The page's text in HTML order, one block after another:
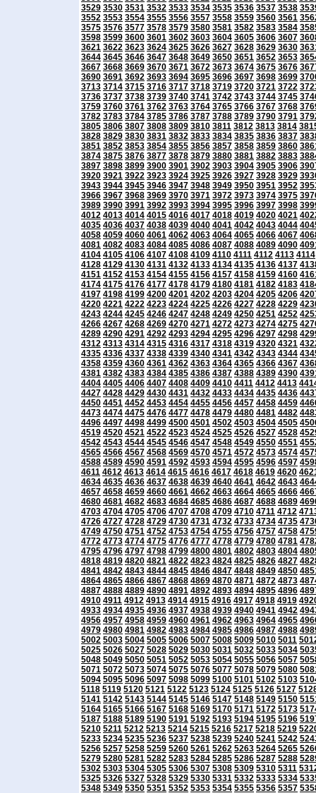
3529 3530 3531 3532 3533 3534 3535 3536 3537 3538
3552 3553 3554 3555 3556 3557 3558 3559 3560 3561
3575 3576 3577 3578 3579 3580 3581 3582 3583 3584
3598 3599 3600 3601 3602 3603 3604 3605 3606 3607
3621 3622 3623 3624 3625 3626 3627 3628 3629 3630
3644 3645 3646 3647 3648 3649 3650 3651 3652 3653
3667 3668 3669 3670 3671 3672 3673 3674 3675 3676
3690 3691 3692 3693 3694 3695 3696 3697 3698 3699
3713 3714 3715 3716 3717 3718 3719 3720 3721 3722
3736 3737 3738 3739 3740 3741 3742 3743 3744 3745
3759 3760 3761 3762 3763 3764 3765 3766 3767 3768
3782 3783 3784 3785 3786 3787 3788 3789 3790 3791
3805 3806 3807 3808 3809 3810 3811 3812 3813 3814
3828 3829 3830 3831 3832 3833 3834 3835 3836 3837
3851 3852 3853 3854 3855 3856 3857 3858 3859 3860
3874 3875 3876 3877 3878 3879 3880 3881 3882 3883
3897 3898 3899 3900 3901 3902 3903 3904 3905 3906
3920 3921 3922 3923 3924 3925 3926 3927 3928 3929
3943 3944 3945 3946 3947 3948 3949 3950 3951 3952
3966 3967 3968 3969 3970 3971 3972 3973 3974 3975
3989 3990 3991 3992 3993 3994 3995 3996 3997 3998
4012 4013 4014 4015 4016 4017 4018 4019 4020 4021
4035 4036 4037 4038 4039 4040 4041 4042 4043 4044
4058 4059 4060 4061 4062 4063 4064 4065 4066 4067
4081 4082 4083 4084 4085 4086 4087 4088 4089 4090
4104 4105 4106 4107 4108 4109 4110 4111 4112 4113 4114
4128 4129 4130 4131 4132 4133 4134 4135 4136 4137
4151 4152 4153 4154 4155 4156 4157 4158 4159 4160
4174 4175 4176 4177 4178 4179 4180 4181 4182 4183
4197 4198 4199 4200 4201 4202 4203 4204 4205 4206
4220 4221 4222 4223 4224 4225 4226 4227 4228 4229
4243 4244 4245 4246 4247 4248 4249 4250 4251 4252
4266 4267 4268 4269 4270 4271 4272 4273 4274 4275
4289 4290 4291 4292 4293 4294 4295 4296 4297 4298
4312 4313 4314 4315 4316 4317 4318 4319 4320 4321
4335 4336 4337 4338 4339 4340 4341 4342 4343 4344
4358 4359 4360 4361 4362 4363 4364 4365 4366 4367
4381 4382 4383 4384 4385 4386 4387 4388 4389 4390
4404 4405 4406 4407 4408 4409 4410 4411 4412 4413
4427 4428 4429 4430 4431 4432 4433 4434 4435 4436
4450 4451 4452 4453 4454 4455 4456 4457 4458 4459
4473 4474 4475 4476 4477 4478 4479 4480 4481 4482
4496 4497 4498 4499 4500 4501 4502 4503 4504 4505
4519 4520 4521 4522 4523 4524 4525 4526 4527 4528
4542 4543 4544 4545 4546 4547 4548 4549 4550 4551
4565 4566 4567 4568 4569 4570 4571 4572 4573 4574
4588 4589 4590 4591 4592 4593 4594 4595 4596 4597
4611 4612 4613 4614 4615 4616 4617 4618 4619 4620
4634 4635 4636 4637 4638 4639 4640 4641 4642 4643
4657 4658 4659 4660 4661 4662 4663 4664 4665 4666
4680 4681 4682 4683 4684 4685 4686 4687 4688 4689
4703 4704 4705 4706 4707 4708 4709 4710 4711 4712
4726 4727 4728 4729 4730 4731 4732 4733 4734 4735
4749 4750 4751 4752 4753 4754 4755 4756 4757 4758
4772 4773 4774 4775 4776 4777 4778 4779 4780 4781
4795 4796 4797 4798 4799 4800 4801 4802 4803 4804
4818 4819 4820 4821 4822 4823 4824 4825 4826 4827
4841 4842 4843 4844 4845 4846 4847 4848 4849 4850
4864 4865 4866 4867 4868 4869 4870 4871 4872 4873
4887 4888 4889 4890 4891 4892 4893 4894 4895 4896
4910 4911 4912 4913 4914 4915 4916 4917 4918 4919
4933 4934 4935 4936 4937 4938 4939 4940 4941 4942
4956 4957 4958 4959 4960 4961 4962 4963 4964 4965
4979 4980 4981 4982 4983 4984 4985 4986 4987 4988
5002 5003 5004 5005 5006 5007 5008 5009 5010 5011
5025 5026 5027 5028 5029 5030 5031 5032 5033 5034
5048 5049 5050 5051 5052 5053 5054 5055 5056 5057
5071 5072 5073 5074 5075 5076 5077 5078 5079 5080
5094 5095 5096 5097 5098 5099 5100 5101 5102 5103
5118 5119 5120 5121 5122 5123 5124 5125 5126 5127
5141 5142 5143 5144 5145 5146 5147 5148 5149 5150
5164 5165 5166 5167 5168 5169 5170 5171 5172 5173
5187 5188 5189 5190 5191 5192 5193 5194 5195 5196
5210 5211 5212 5213 5214 5215 5216 5217 5218 5219
5233 5234 5235 5236 5237 5238 5239 5240 5241 5242
5256 5257 5258 5259 5260 5261 5262 5263 5264 5265
5279 5280 5281 5282 5283 5284 5285 5286 5287 5288
5302 5303 5304 5305 5306 5307 5308 5309 5310 5311
5325 5326 5327 5328 5329 5330 5331 5332 5333 5334
5348 5349 5350 5351 5352 5353 5354 5355 5356 5357